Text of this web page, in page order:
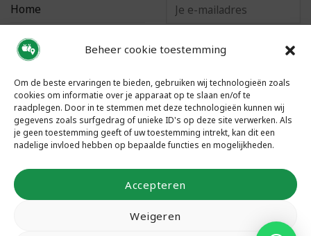
Beheer cookie toestemming
Om de beste ervaringen te bieden, gebruiken wij technologieën zoals
cookies om informatie over je apparaat op te slaan en/of te
raadplegen. Door in te stemmen met deze technologieën kunnen wij
gegevens zoals surfgedrag of unieke ID's op deze site verwerken. Als
je geen toestemming geeft of uw toestemming intrekt, kan dit een
nadelige invloed hebben op bepaalde functies en mogelijkheden.
Accepteren
Weigeren
Home
Bestellen
Meest gestelde vragen
VOLG ONS